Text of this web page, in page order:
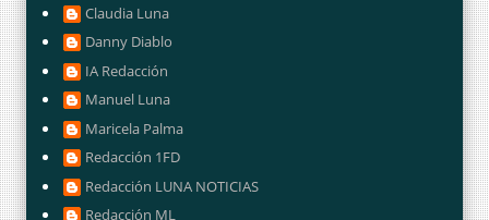
Claudia Luna
Danny Diablo
IA Redacción
Manuel Luna
Maricela Palma
Redacción 1FD
Redacción LUNA NOTICIAS
Redacción ML